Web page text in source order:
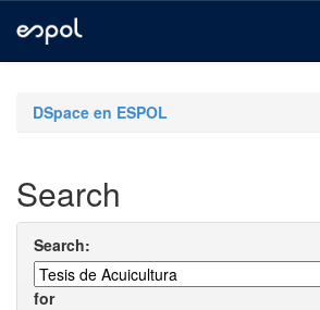
navigationDSpace en ESPOL
Search
Search:
for